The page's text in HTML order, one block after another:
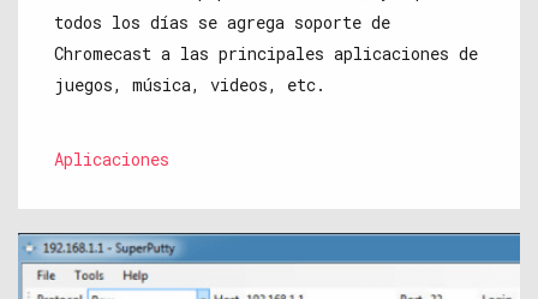
todos los días se agrega soporte de
Chromecast a las principales aplicaciones de
juegos, música, videos, etc.
Aplicaciones